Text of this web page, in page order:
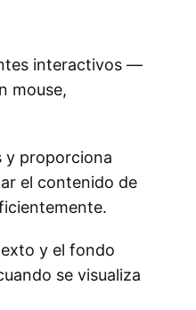
interactivos —
mouse,
y proporciona
el contenido de
y el fondo
se visualiza